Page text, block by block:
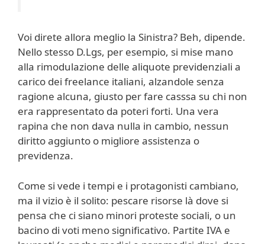
Voi direte allora meglio la Sinistra? Beh, dipende.
Nello stesso D.Lgs, per esempio, si mise mano
alla rimodulazione delle aliquote previdenziali a
carico dei freelance italiani, alzandole senza
ragione alcuna, giusto per fare casssa su chi non
era rappresentato da poteri forti. Una vera
rapina che non dava nulla in cambio, nessun
diritto aggiunto o migliore assistenza o
previdenza.
Come si vede i tempi e i protagonisti cambiano,
ma il vizio è il solito: pescare risorse là dove si
pensa che ci siano minori proteste sociali, o un
bacino di voti meno significativo. Partite IVA e